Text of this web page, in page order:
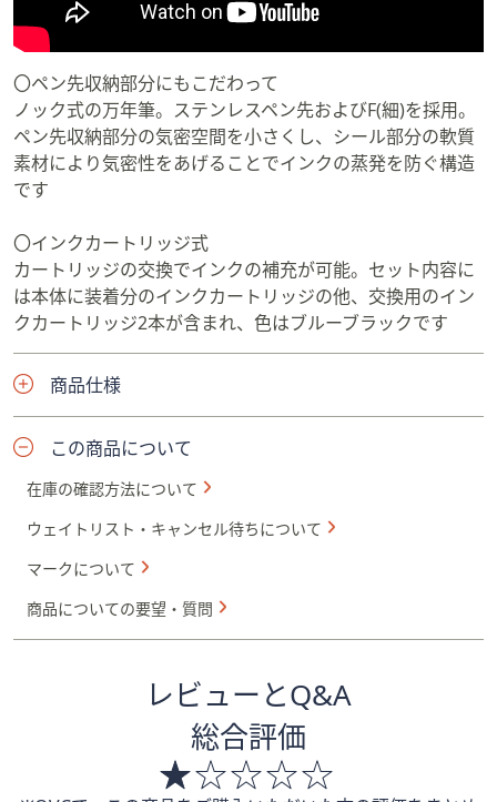
〇ペン先収納部分にもこだわって
ノック式の万年筆。ステンレスペン先およびF(細)を採用。
ペン先収納部分の気密空間を小さくし、シール部分の軟質
素材により気密性をあげることでインクの蒸発を防ぐ構造
です
〇インクカートリッジ式
カートリッジの交換でインクの補充が可能。セット内容に
は本体に装着分のインクカートリッジの他、交換用のイン
クカートリッジ2本が含まれ、色はブルーブラックです
商品仕様
この商品について
在庫の確認方法について
ウェイトリスト・キャンセル待ちについて
マークについて
商品についての要望・質問
レビューとQ&A
総合評価